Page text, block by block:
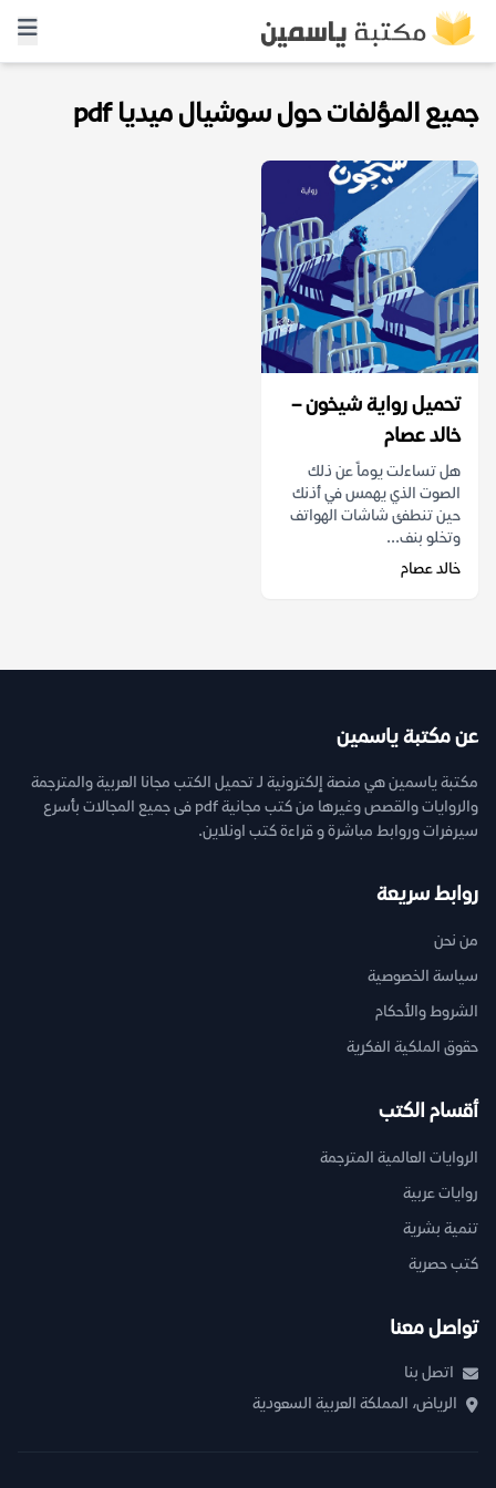
جميع المؤلفات حول سوشيال ميديا pdf
تحميل رواية شيخون –
خالد عصام
هل تساءلت يوماً عن ذلك
الصوت الذي يهمس في أذنك
حين تنطفئ شاشات الهواتف
وتخلو بنف...
خالد عصام
عن مكتبة ياسمين
مكتبة ياسمين هي منصة إلكترونية لـ تحميل الكتب مجانا العربية والمترجمة
والروايات والقصص وغيرها من كتب مجانية pdf فى جميع المجالات بأسرع
سيرفرات وروابط مباشرة و قراءة كتب اونلاين.
روابط سريعة
من نحن
سياسة الخصوصية
الشروط والأحكام
حقوق الملكية الفكرية
أقسام الكتب
الروايات العالمية المترجمة
روايات عربية
تنمية بشرية
كتب حصرية
تواصل معنا
اتصل بنا
الرياض، المملكة العربية السعودية